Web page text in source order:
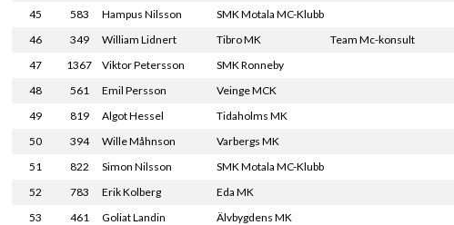
45
583 Hampus Nilsson SMK Motala MC-Klubb
46
349 William Lidnert Tibro MK Team Mc-konsult
47
1367 Viktor Petersson SMK Ronneby
48
561 Emil Persson Veinge MCK
49
819 Algot Hessel Tidaholms MK
50
394 Wille Måhnson Varbergs MK
51
822 Simon Nilsson SMK Motala MC-Klubb
52
783 Erik Kolberg Eda MK
53
461 Goliat Landin Älvbygdens MK